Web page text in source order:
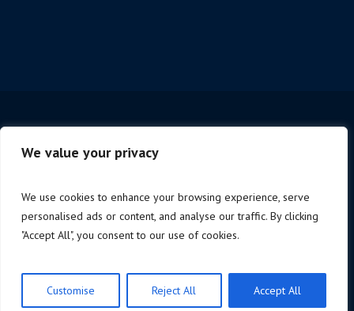
We value your privacy
We use cookies to enhance your browsing experience, serve
personalised ads or content, and analyse our traffic. By clicking
"Accept All", you consent to our use of cookies.
Customise Reject All Accept All
Copyright © 2025 Cagliari Spc. | P.iva 06221190488 |
Design byNoStudio
Privacy Policy